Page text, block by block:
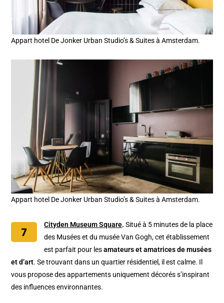
Appart hotel De Jonker Urban Studio’s & Suites à Amsterdam.
Appart hotel De Jonker Urban Studio’s & Suites à Amsterdam.
Cityden Museum Square.Situé à 5 minutes de la place
des Musées et du musée Van Gogh, cet établissement
est parfait pour lesamateurs et amatrices de musées
et d’art. Se trouvant dans un quartier résidentiel, il est calme. Il
vous propose des appartements uniquement décorés s’inspirant
des influences environnantes.